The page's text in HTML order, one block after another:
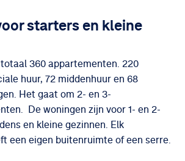
starters en kleine
totaal 360 appartementen. 220
huur, 72 middenhuur en 68
Het gaat om 2- en 3-
De woningen zijn voor 1- en 2-
en kleine gezinnen. Elk
een eigen buitenruimte of een serre.